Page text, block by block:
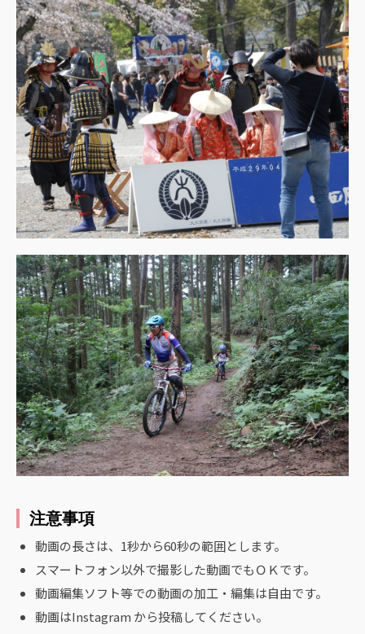
注意事項
動画の長さは、1秒から60秒の範囲とします。
スマートフォン以外で撮影した動画でもＯＫです。
動画編集ソフト等での動画の加工・編集は自由です。
動画はInstagram から投稿してください。